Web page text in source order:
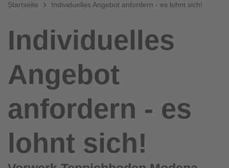
Startseite Individuelles Angebot anfordern - es lohnt sich!
Individuelles
Angebot
anfordern - es
lohnt sich!